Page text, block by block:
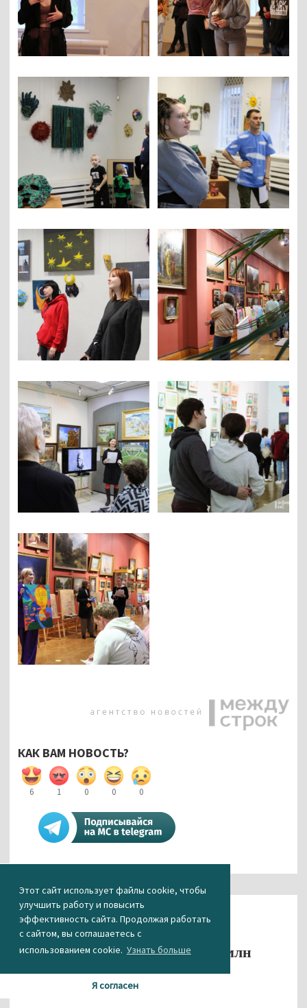
Этот сайт использует файлы cookie, чтобы
улучшить работу и повысить
эффективность сайта. Продолжая работать
с сайтом, вы соглашаетесь с
использованием cookie. Узнать больше
Я согласен
КАК ВАМ НОВОСТЬ?
6 1 0 0 0
Новости СМИ2
Происшествия
В Нижнем Тагиле строитель,
обманувший заказчиков на 6 млн
рублей, пойдёт под суд